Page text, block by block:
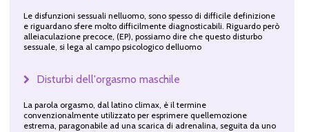
Le disfunzioni sessuali nelluomo, sono spesso di difficile definizione
e riguardano sfere molto difficilmente diagnosticabili. Riguardo però
alleiaculazione precoce, (EP), possiamo dire che questo disturbo
sessuale, si lega al campo psicologico delluomo
Disturbi dell'orgasmo maschile
La parola orgasmo, dal latino climax, è il termine
convenzionalmente utilizzato per esprimere quellemozione
estrema, paragonabile ad una scarica di adrenalina, seguita da uno